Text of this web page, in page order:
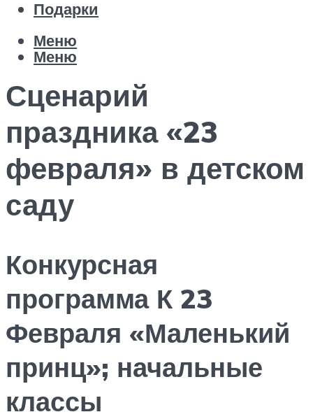
Подарки
Меню
Меню
Сценарий
праздника «23
февраля» в детском
саду
Конкурсная
программа К 23
Февраля «Маленький
принц»; начальные
классы